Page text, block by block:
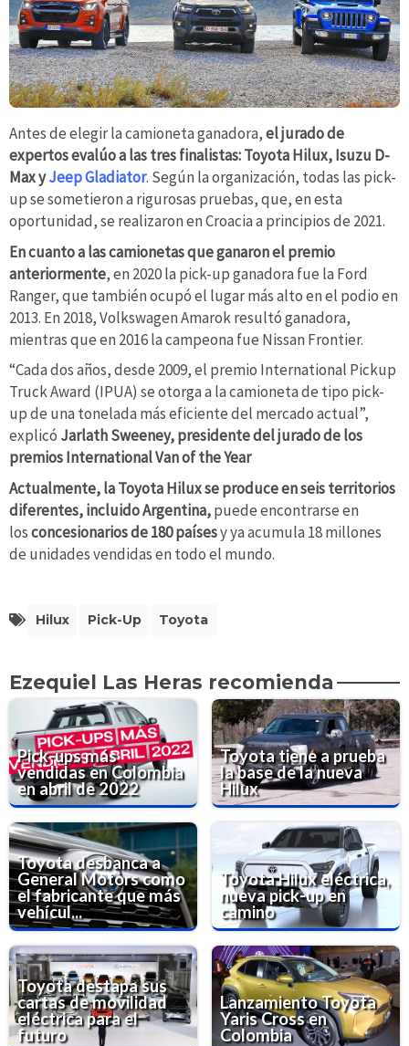
Antes de elegir la camioneta ganadora,el jurado de
expertos evalúo a las tres finalistas: Toyota Hilux, Isuzu D-
Max yJeep Gladiator. Según la organización, todas las pick-
up se sometieron a rigurosas pruebas, que, en esta
oportunidad, se realizaron en Croacia a principios de 2021.
En cuanto a las camionetas que ganaron el premio
anteriormente, en 2020 la pick-up ganadora fue la Ford
Ranger, que también ocupó el lugar más alto en el podio en
2013. En 2018, Volkswagen Amarok resultó ganadora,
mientras que en 2016 la campeona fue Nissan Frontier.
“Cada dos años, desde 2009, el premio International Pickup
Truck Award (IPUA) se otorga a la camioneta de tipo pick-
up de una tonelada más eficiente del mercado actual”,
explicó Jarlath Sweeney, presidente del jurado de los
premios International Van of the Year
Actualmente, la Toyota Hilux se produce en seis territorios
diferentes, incluido Argentina,puede encontrarse en
losconcesionarios de 180 paísesy ya acumula 18 millones
de unidades vendidas en todo el mundo.
Hilux Pick-Up Toyota
Ezequiel Las Heras recomienda
Pick-ups más
vendidas en Colombia
en abril de 2022
Toyota tiene a prueba
la base de la nueva
Hilux
Toyota desbanca a
General Motors como
el fabricante que más
vehícul...
Toyota Hilux eléctrica,
nueva pick-up en
camino
Toyota destapa sus
cartas de movilidad
eléctrica para el
futuro
Lanzamiento Toyota
Yaris Cross en
Colombia